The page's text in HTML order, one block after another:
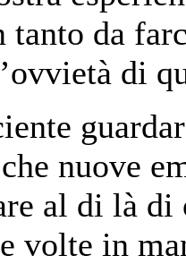
tanto da
di
nuove
al di là di
volte in